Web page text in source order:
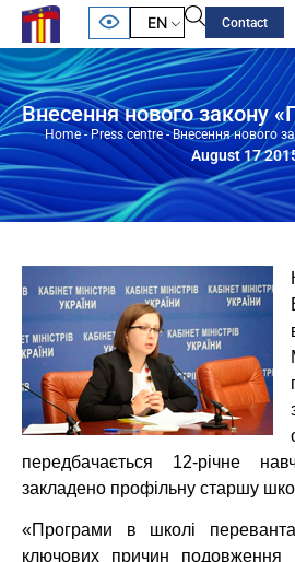
EN Contact
Внесення нового закону
Home-Press centre-Внесення нового
August 17
передбачається 12-річне
закладено профільну старшу
«Програми в школі
ключових причин подовження